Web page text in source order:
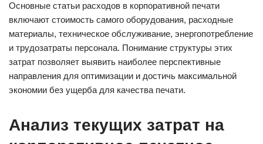
Основные статьи расходов в корпоративной печати
включают стоимость самого оборудования, расходные
материалы, техническое обслуживание, энергопотребление
и трудозатраты персонала. Понимание структуры этих
затрат позволяет выявить наиболее перспективные
направления для оптимизации и достичь максимальной
экономии без ущерба для качества печати.
Анализ текущих затрат на